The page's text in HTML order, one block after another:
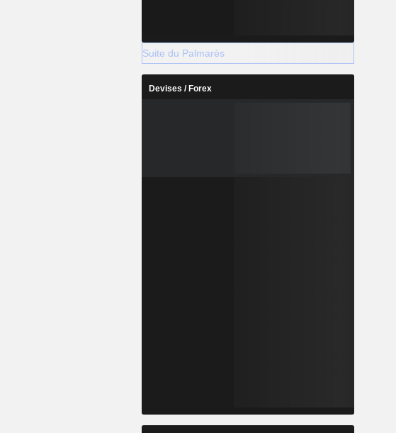
Suite du Palmarès
Devises / Forex